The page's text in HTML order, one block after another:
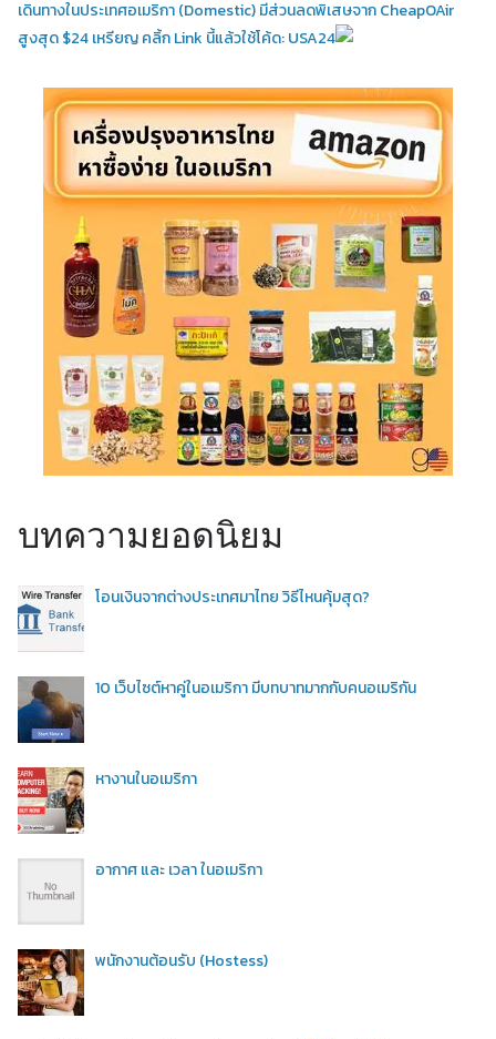
เดินทางในประเทศอเมริกา (Domestic)มีส่วนลดพิเสษจาก CheapOAir
สูงสุด $24 เหรียญ คลิ้ก Link นี้แล้วใช้โค้ด: USA24
บทความยอดนิยม
โอนเงินจากต่างประเทศมาไทย วิธีไหนคุ้มสุด?
10 เว็บไซต์หาคู่ในอเมริกา มีบทบาทมากกับคนอเมริกัน
หางานในอเมริกา
อากาศ และ เวลา ในอเมริกา
พนักงานต้อนรับ (Hostess)